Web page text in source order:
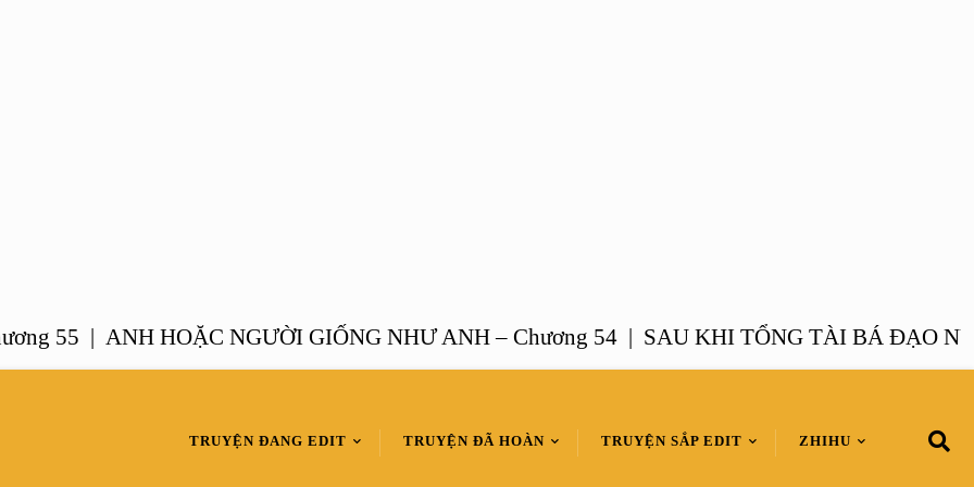
55 |ANH HOẶC NGƯỜI GIỐNG NHƯ ANH – Chương 54 |SAU KHI TỔNG TÀI BÁ ĐẠO NUÔI
TRUYỆN ĐANG EDIT TRUYỆN ĐÃ HOÀN TRUYỆN SẮP EDIT ZHIHU